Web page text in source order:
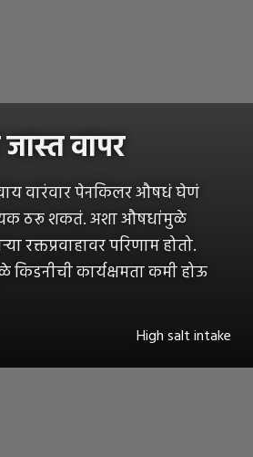
वापर
वारंवार पेनकिलर औषधं घेणं
ठरू शकतं. अशा औषधांमुळे
रक्तप्रवाहावर परिणाम होतो.
कार्यक्षमता कमी होऊ
High salt intake